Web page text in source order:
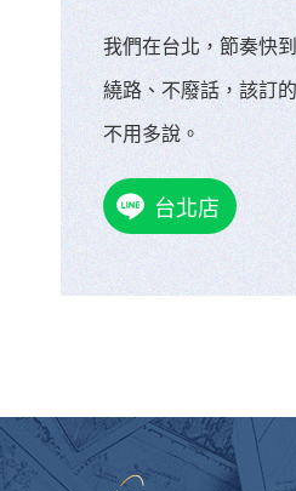
我們在台北，節奏快
繞路、不廢話，該訂
不用多說。
台北店